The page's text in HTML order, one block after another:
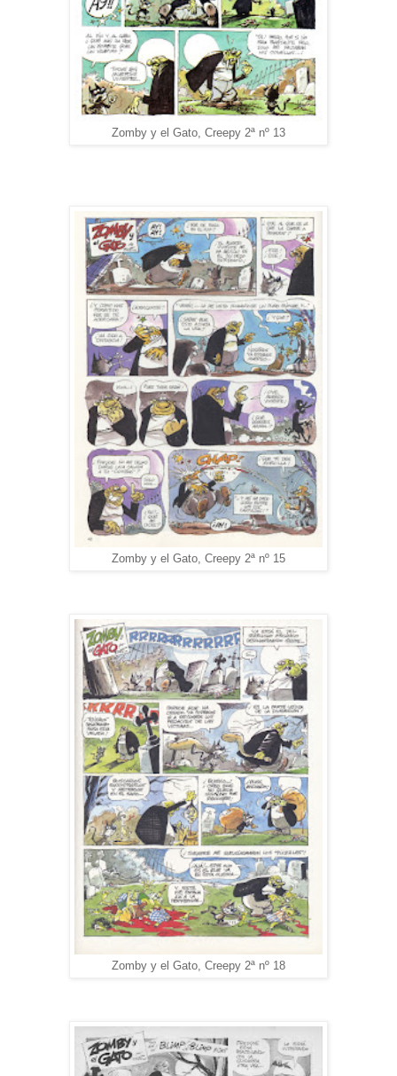
Zomby y el Gato, Creepy 2ª nº 13
Zomby y el Gato, Creepy 2ª nº 15
Zomby y el Gato, Creepy 2ª nº 18